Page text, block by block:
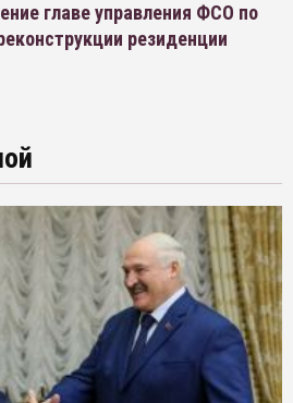
главе управления ФСО по
резиденции